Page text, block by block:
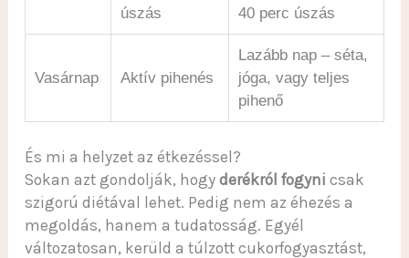
úszás
40 perc úszás
Vasárnap Aktív pihenés
Lazább nap – séta,
jóga, vagy teljes
pihenő
És mi a helyzet az étkezéssel?
Sokan azt gondolják, hogy derékról fogyni csak
szigorú diétával lehet. Pedig nem az éhezés a
megoldás, hanem a tudatosság. Egyél
változatosan, kerüld a túlzott cukorfogyasztást,